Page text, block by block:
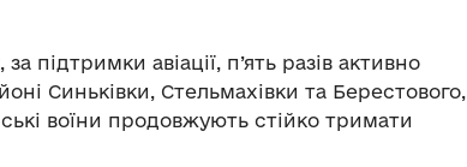
підтримки авіації, п’ять разів активно
Синьківки, Стельмахівки та Берестового,
воїни продовжують стійко тримати